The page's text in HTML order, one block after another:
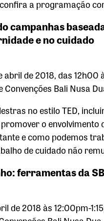
a programação
campanhas
e no cuidado
abril de 2018, das 12h00
Bali Nusa
no estilo TED,
o
e como podemos
de cuidado não
ferramentas da
de 2018 às 12:00pm-